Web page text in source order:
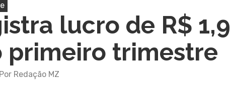
lucro de R$ 1,9
primeiro trimestre
Por Redação MZ